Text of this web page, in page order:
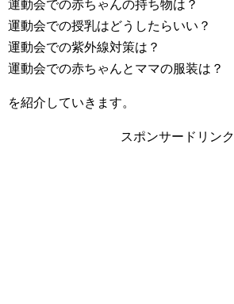
運動会での赤ちゃんの持ち物は？
運動会での授乳はどうしたらいい？
運動会での紫外線対策は？
運動会での赤ちゃんとママの服装は？
を紹介していきます。
スポンサードリンク